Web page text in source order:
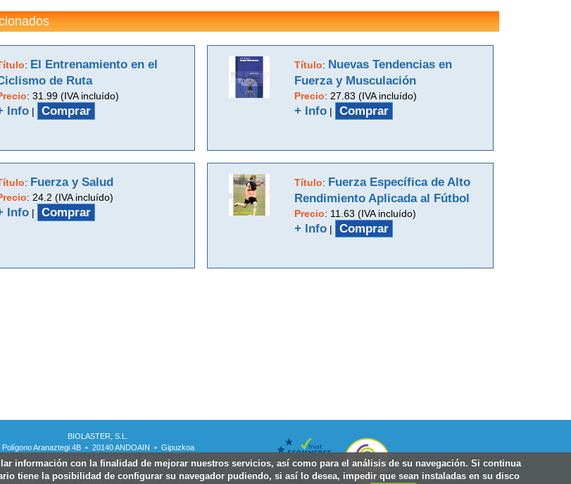
: El Entrenamiento en el
de Ruta
: 31.99 (IVA incluído)
Info| Comprar
Título: Nuevas Tendencias en
Fuerza y Musculación
Precio: 27.83 (IVA incluído)
+ Info | Comprar
: Fuerza y Salud
: 24.2 (IVA incluído)
Info| Comprar
Título: Fuerza Específica de Alto
Rendimiento Aplicada al Fútbol
Precio: 11.63 (IVA incluído)
+ Info | Comprar
BIOLASTER, S.L.
Polígono Aranaztegi 4B • 20140 ANDOAIN • Gipuzkoa
Tel.: 943 300 813 y 639 619 494
C.I.F.: B-20843769
• e-mail•Aviso Legal•Política de Cookies
información con la finalidad de mejorar nuestros servicios, así como para el análisis de su navegación. Si continua
tiene la posibilidad de configurar su navegador pudiendo, si así lo desea, impedir que sean instaladas en su disco